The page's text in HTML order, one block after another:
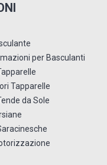
per Basculanti
Tapparelle
da Sole